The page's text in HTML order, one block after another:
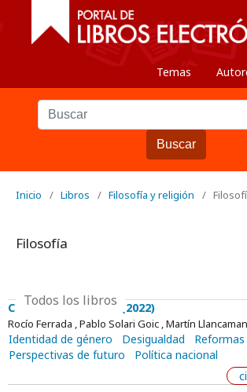
Temas
Buscar
Inicio / Libros / Filosofía y religión /
Filosofía
Todos los libros
Cabildos filosóficos (2022)
Rocío Ferrada , Pablo Solari Goic , Martín
Identidad de género Desigualdad
Perspectivas de futuro
Política nacional